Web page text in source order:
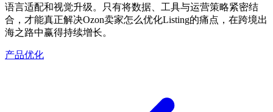
语言适配和视觉升级。只有将数据、工具与运营策略紧密结
合，才能真正解决Ozon卖家怎么优化Listing的痛点，在跨境出
海之路中赢得持续增长。
产品优化